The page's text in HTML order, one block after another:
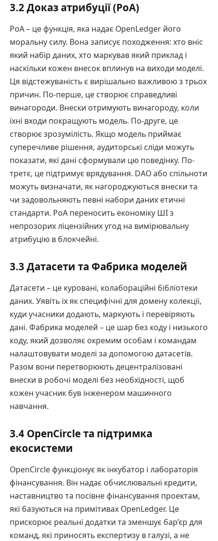
3.2 Доказ атрибуції (PoA)
PoA – це функція, яка надає OpenLedger його
моральну силу. Вона записує походження: хто вніс
який набір даних, хто маркував який приклад і
наскільки кожен внесок вплинув на виходи моделі.
Ця відстежуваність є вирішально важливою з трьох
причин. По-перше, це створює справедливі
винагороди. Внески отримують винагороду, коли
їхні входи покращують модель. По-друге, це
створює зрозумілість. Якщо модель приймає
суперечливе рішення, аудиторські сліди можуть
показати, які дані сформували цю поведінку. По-
третє, це підтримує врядування. DAO або спільноти
можуть визначати, як нагороджуються внески та
чи задовольняють певні набори даних етичні
стандарти. PoA переносить економіку ШІ з
непрозорих ліцензійних угод на вимірювальну
атрибуцію в блокчейні.
3.3 Датасети та Фабрика моделей
Датасети – це куровані, колабораційні бібліотеки
даних. Уявіть їх як специфічні для домену колекції,
куди учасники додають, маркують і перевіряють
дані. Фабрика моделей – це шар без коду і низького
коду, який дозволяє окремим особам і командам
налаштовувати моделі за допомогою датасетів.
Разом вони перетворюють децентралізовані
внески в робочі моделі без необхідності, щоб
кожен учасник був інженером машинного
навчання.
3.4 OpenCircle та підтримка
екосистеми
OpenCircle функціонує як інкубатор і лабораторія
фінансування. Він надає обчислювальні кредити,
наставництво та посівне фінансування проектам,
які базуються на примітивах OpenLedger. Це
прискорює реальні додатки та зменшує бар’єр для
команд, які приносять експертизу в галузі, а не